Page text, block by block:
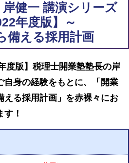
岸健一 講演シリーズ
年度版】～
備える採用計画
度版】税理士開業塾塾長の岸
自身の経験をもとに、「開業
える採用計画」を赤裸々にお
す！